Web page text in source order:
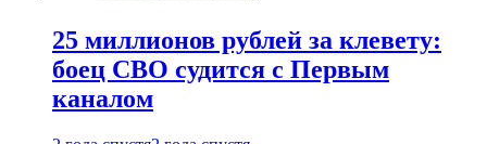
25 миллионов рублей за клевету:
боец СВО судится с Первым
каналом